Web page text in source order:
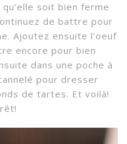
soit bien ferme
de battre pour
Ajoutez ensuite l’oeuf
encore pour bien
dans une poche à
pour dresser
de tartes. Et voilà!